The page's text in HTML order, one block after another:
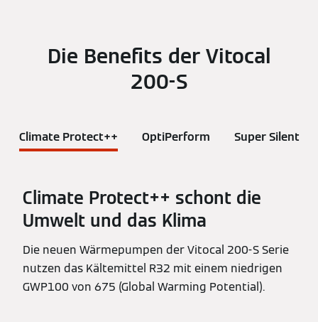
Die Benefits der Vitocal
200-S
Climate Protect++ OptiPerform Super Silent
Climate Protect++ schont die
Umwelt und das Klima
Die neuen Wärmepumpen der Vitocal 200-S Serie
nutzen das Kältemittel R32 mit einem niedrigen
GWP100 von 675 (Global Warming Potential).